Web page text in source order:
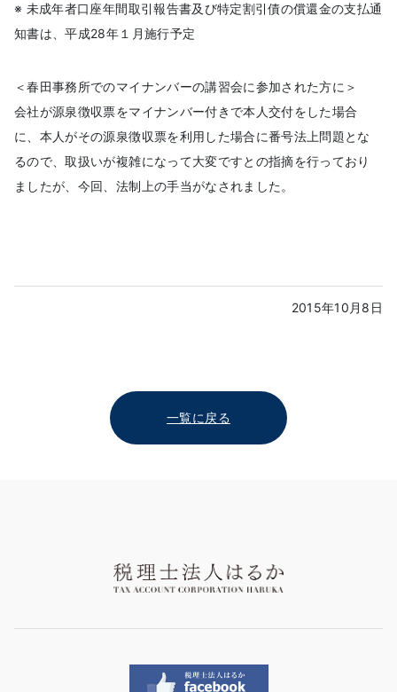
※ 未成年者口座年間取引報告書及び特定割引債の償還金の支払通
知書は、平成28年１月施行予定
＜春田事務所でのマイナンバーの講習会に参加された方に＞
会社が源泉徴収票をマイナンバー付きで本人交付をした場合
に、本人がその源泉徴収票を利用した場合に番号法上問題とな
るので、取扱いが複雑になって大変ですとの指摘を行っており
ましたが、今回、法制上の手当がなされました。
2015年10月8日
一覧に戻る